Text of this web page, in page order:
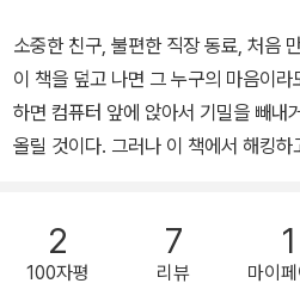
소중한 친구, 불편한 직장 동료, 처음
이 책을 덮고 나면 그 누구의 마음이
하면 컴퓨터 앞에 앉아서 기밀을 빼내
올릴 것이다. 그러나 이 책에서 해킹하
스토퍼 해드내기의 이 책은 마치 해
심리와 정신을 꿰뚫어서 원하는 것을
해킹을 소개한다. 휴먼 해킹을 활용하
2
100자평
7
리뷰
1
마이